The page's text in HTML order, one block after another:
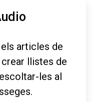
articles de
llistes de
les al